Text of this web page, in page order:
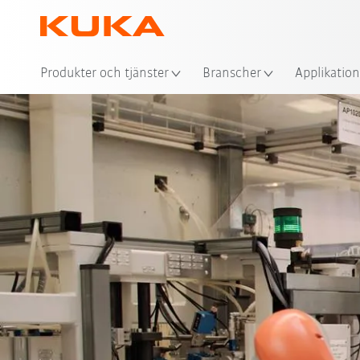
Produkter och tjänster Branscher